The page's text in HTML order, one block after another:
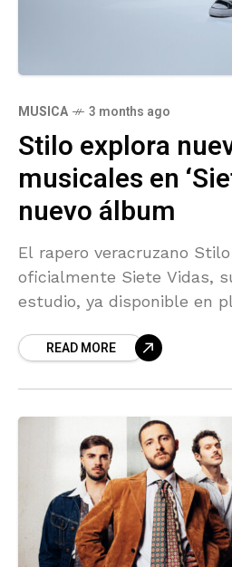
MUSICA 3 months ago
Stilo explora
musicales en
nuevo álbum
El rapero veracruzano
oficialmente Siete Vidas,
estudio, ya disponible en
dentro de su carrera al
READ MORE